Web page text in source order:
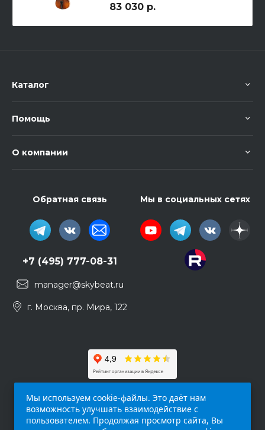
83 030 р.
Каталог
Помощь
О компании
Обратная связь
+7 (495) 777-08-31
manager@skybeat.ru
г. Москва, пр. Мира, 122
Мы в социальных сетях
Мы используем cookie-файлы. Это даёт нам
возможность улучшать взаимодействие с
пользователем. Продолжая просмотр сайта, Вы